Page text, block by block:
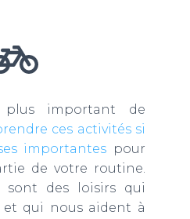
important de
ces activités si
importantes pour
de votre routine.
sont des loisirs qui
qui nous aident à